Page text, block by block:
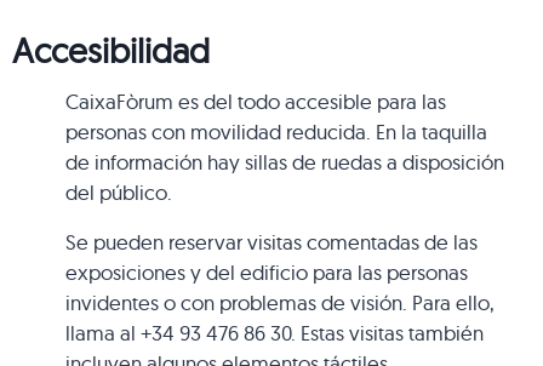
Accesibilidad
CaixaFòrum es del todo accesible para las
personas con movilidad reducida. En la taquilla
de información hay sillas de ruedas a disposición
del público.
Se pueden reservar visitas comentadas de las
exposiciones y del edificio para las personas
invidentes o con problemas de visión. Para ello,
llama al +34 93 476 86 30. Estas visitas también